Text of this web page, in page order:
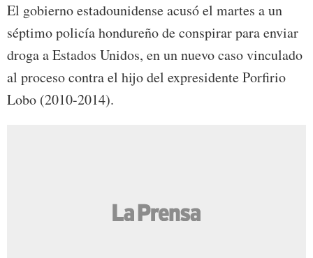
El gobierno estadounidense acusó el martes a un
séptimo policía hondureño de conspirar para enviar
droga a Estados Unidos, en un nuevo caso vinculado
al proceso contra el hijo del expresidente Porfirio
Lobo (2010-2014).